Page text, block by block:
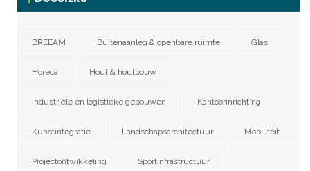
BREEAM Buitenaanleg & openbare ruimte Glas
Horeca Hout & houtbouw
Industriële en logistieke gebouwen Kantoorinrichting
Kunstintegratie Landschapsarchitectuur Mobiliteit
Projectontwikkeling Sportinfrastructuur